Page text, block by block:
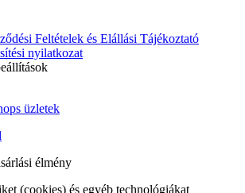
Feltételek és Elállási Tájékoztató
nyilatkozat
üzletek
élmény
(cookies) és egyéb technológiákat